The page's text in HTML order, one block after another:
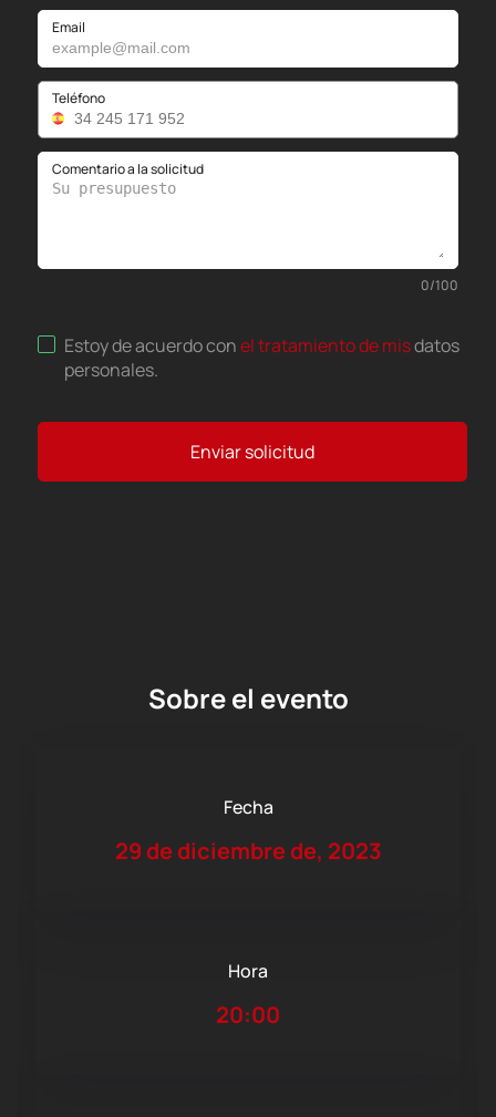
Email
Teléfono
Comentario a la solicitud
0/100
Estoy de acuerdo conel tratamiento de misdatos
personales.
Enviar solicitud
Sobre el evento
Fecha
29 de diciembre de, 2023
Hora
20:00